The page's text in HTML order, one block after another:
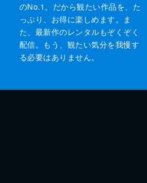
のNo.1。だから観たい作品を、た
っぷり、お得に楽しめます。ま
た、最新作のレンタルもぞくぞく
配信。もう、観たい気分を我慢す
る必要はありません。